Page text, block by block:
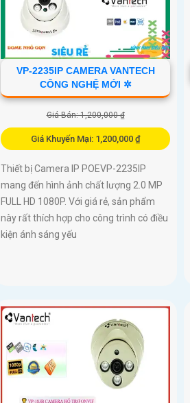
VP-2235IP CAMERA VANTECH
CÔNG NGHỆ MỚI ✲
Giá Bán: 1,200,000 ₫
Giá Khuyến Mại: 1,200,000 ₫
Thiết bị Camera IP POEVP-2235IP
mang đến hình ảnh chất lượng 2.0 MP
FULL HD 1080P. Với giá rẻ, sản phẩm
này rất thích hợp cho công trình có điều
kiện ánh sáng yếu